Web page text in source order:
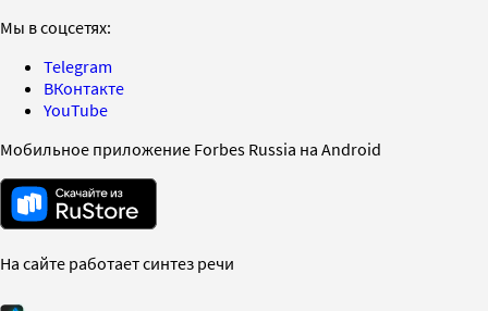
Мы в соцсетях:
Telegram
ВКонтакте
YouTube
Мобильное приложение Forbes Russia на Android
На сайте работает синтез речи